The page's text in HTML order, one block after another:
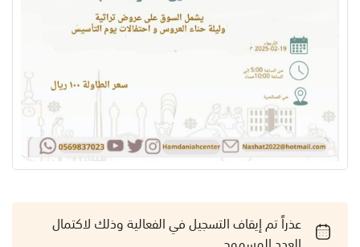
عذراً تم إيقاف التسجيل في الفعالية وذلك لاكتمال
العدد المسموح